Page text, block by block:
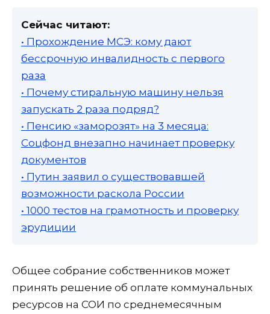
Сейчас читают:
• Прохождение МСЭ: кому дают
бессрочную инвалидность с первого
раза
• Почему стиральную машину нельзя
запускать 2 раза подряд?
• Пенсию «заморозят» на 3 месяца:
Соцфонд внезапно начинает проверку
документов
• Путин заявил о существовавшей
возможности раскола России
• 1000 тестов на грамотность и проверку
эрудиции
Общее собрание собственников может
принять решение об оплате коммунальных
ресурсов на СОИ по среднемесячным